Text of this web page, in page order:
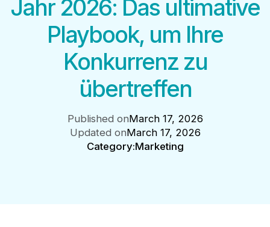
Jahr 2026: Das ultimative
Playbook, um Ihre
Konkurrenz zu
übertreffen
Published onMarch 17, 2026
Updated onMarch 17, 2026
Category:Marketing